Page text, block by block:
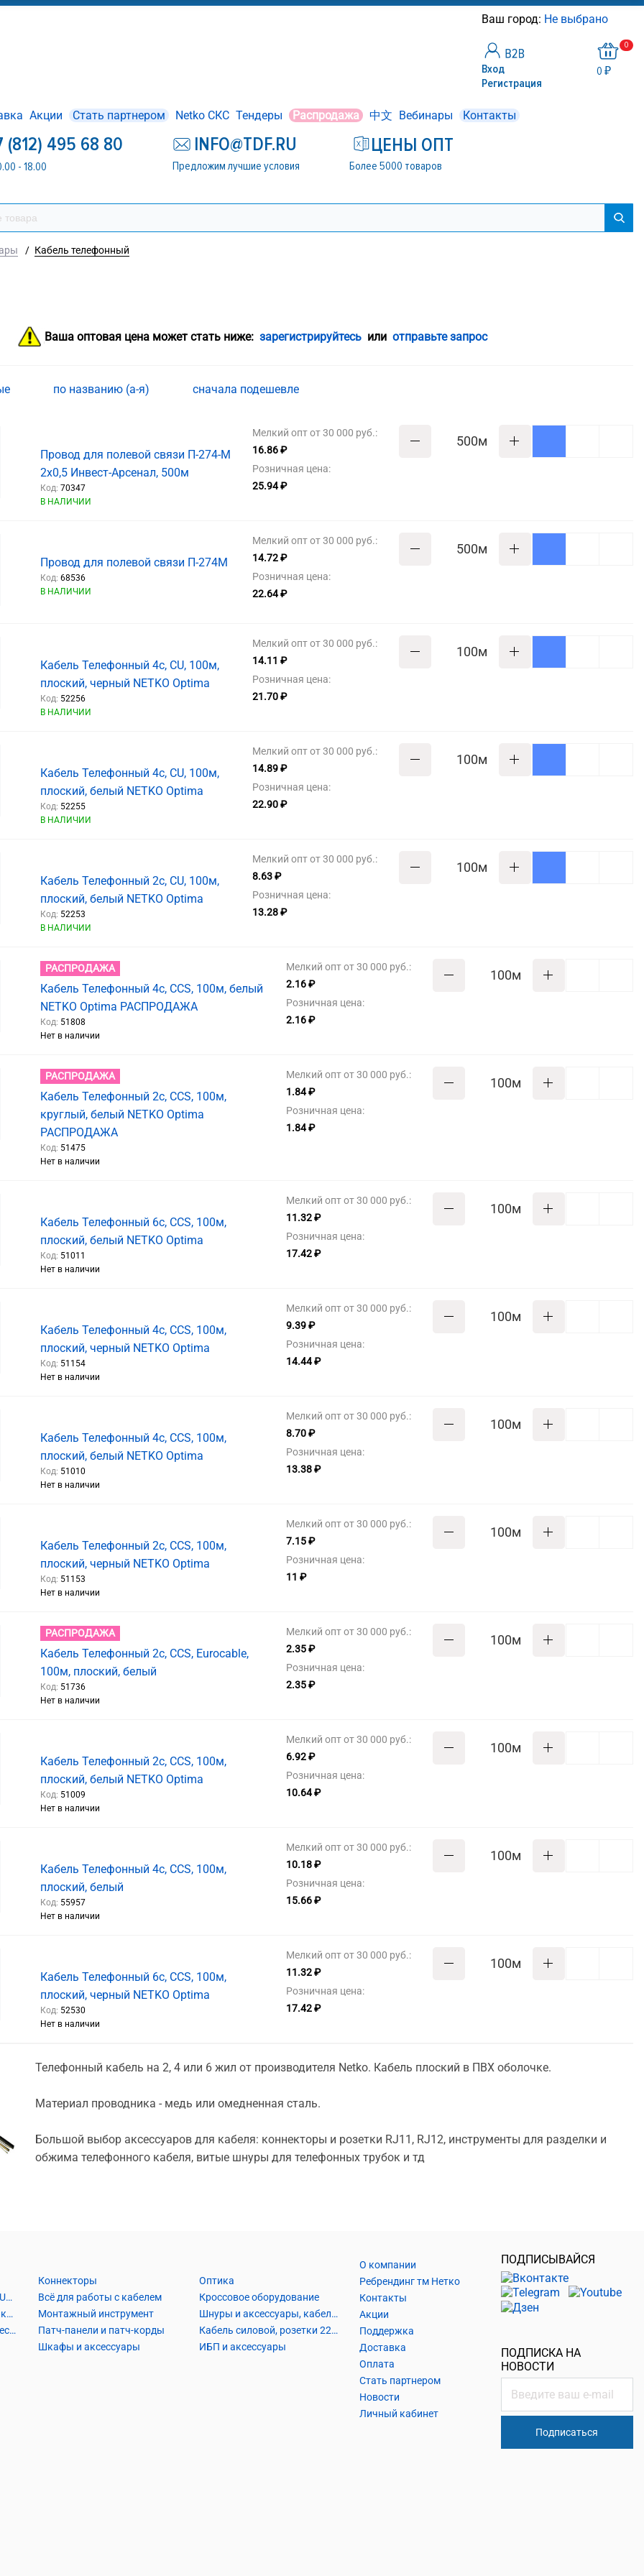
Ваш город: Не выбрано
Вход
Регистрация
0
0 ₽
Акции Стать партнером Netko СКС Тендеры Распродажа 中文 Вебинары Контакты
(812) 495 68 80
- 18.00
INFO@TDF.RU
Предложим лучшие условия
ЦЕНЫ ОПТ
Более 5000 товаров
/ Кабель телефонный
Ваша оптовая цена может стать ниже: зарегистрируйтесьили отправьте запрос
по названию (а-я) сначала подешевле
Провод для полевой связи П-274-М
2х0,5 Инвест-Арсенал, 500м
Код: 70347
В НАЛИЧИИ
Мелкий опт от 30 000 руб.:
16.86 ₽
Розничная цена:
25.94 ₽
м
Провод для полевой связи П-274М
Код: 68536
В НАЛИЧИИ
Мелкий опт от 30 000 руб.:
14.72 ₽
Розничная цена:
22.64 ₽
м
Кабель Телефонный 4с, CU, 100м,
плоский, черный NETKO Optima
Код: 52256
В НАЛИЧИИ
Мелкий опт от 30 000 руб.:
14.11 ₽
Розничная цена:
21.70 ₽
м
Кабель Телефонный 4c, CU, 100м,
плоский, белый NETKO Optima
Код: 52255
В НАЛИЧИИ
Мелкий опт от 30 000 руб.:
14.89 ₽
Розничная цена:
22.90 ₽
м
Кабель Телефонный 2c, CU, 100м,
плоский, белый NETKO Optima
Код: 52253
В НАЛИЧИИ
Мелкий опт от 30 000 руб.:
8.63 ₽
Розничная цена:
13.28 ₽
м
РАСПРОДАЖА
Кабель Телефонный 4с, CCS, 100м, белый
NETKO Optima РАСПРОДАЖА
Код: 51808
Нет в наличии
Мелкий опт от 30 000 руб.:
2.16 ₽
Розничная цена:
2.16 ₽
м
РАСПРОДАЖА
Кабель Телефонный 2с, CCS, 100м,
круглый, белый NETKO Optima
РАСПРОДАЖА
Код: 51475
Нет в наличии
Мелкий опт от 30 000 руб.:
1.84 ₽
Розничная цена:
1.84 ₽
м
Кабель Телефонный 6с, CCS, 100м,
плоский, белый NETKO Optima
Код: 51011
Нет в наличии
Мелкий опт от 30 000 руб.:
11.32 ₽
Розничная цена:
17.42 ₽
м
Кабель Телефонный 4с, CCS, 100м,
плоский, черный NETKO Optima
Код: 51154
Нет в наличии
Мелкий опт от 30 000 руб.:
9.39 ₽
Розничная цена:
14.44 ₽
м
Кабель Телефонный 4с, CCS, 100м,
плоский, белый NETKO Optima
Код: 51010
Нет в наличии
Мелкий опт от 30 000 руб.:
8.70 ₽
Розничная цена:
13.38 ₽
м
Кабель Телефонный 2с, CCS, 100м,
плоский, черный NETKO Optima
Код: 51153
Нет в наличии
Мелкий опт от 30 000 руб.:
7.15 ₽
Розничная цена:
11 ₽
м
РАСПРОДАЖА
Кабель Телефонный 2с, CCS, Eurocable,
100м, плоский, белый
Код: 51736
Нет в наличии
Мелкий опт от 30 000 руб.:
2.35 ₽
Розничная цена:
2.35 ₽
м
Кабель Телефонный 2с, CCS, 100м,
плоский, белый NETKO Optima
Код: 51009
Нет в наличии
Мелкий опт от 30 000 руб.:
6.92 ₽
Розничная цена:
10.64 ₽
м
Кабель Телефонный 4с, CCS, 100м,
плоский, белый
Код: 55957
Нет в наличии
Мелкий опт от 30 000 руб.:
10.18 ₽
Розничная цена:
15.66 ₽
м
Кабель Телефонный 6с, CCS, 100м,
плоский, черный NETKO Optima
Код: 52530
Нет в наличии
Мелкий опт от 30 000 руб.:
11.32 ₽
Розничная цена:
17.42 ₽
м
Телефонный кабель на 2, 4 или 6 жил от производителя Netko. Кабель плоский в ПВХ оболочке.
Материал проводника - медь или омедненная сталь.
Большой выбор аксессуаров для кабеля: коннекторы и розетки RJ11, RJ12, инструменты для разделки и
обжима телефонного кабеля, витые шнуры для телефонных трубок и тд
Кабель Витая пара UTP2, UTP4, FTP2, FTP4
Кабель коаксиальный и аксессуары
Кабель телефонный и аксессуары
Коннекторы
Всё для работы с кабелем
Монтажный инструмент
Патч-панели и патч-корды
Шкафы и аксессуары
Оптика
Кроссовое оборудование
Шнуры и аксессуары, кабельные наконечники
Кабель силовой, розетки 220В, выключатели 220В, сетевые фильтры
ИБП и аксессуары
О компании
Ребрендинг тм Нетко
Контакты
Акции
Поддержка
Доставка
Оплата
Стать партнером
Новости
Личный кабинет
ПОДПИСЫВАЙСЯ
ПОДПИСКА НА
НОВОСТИ
Подписаться